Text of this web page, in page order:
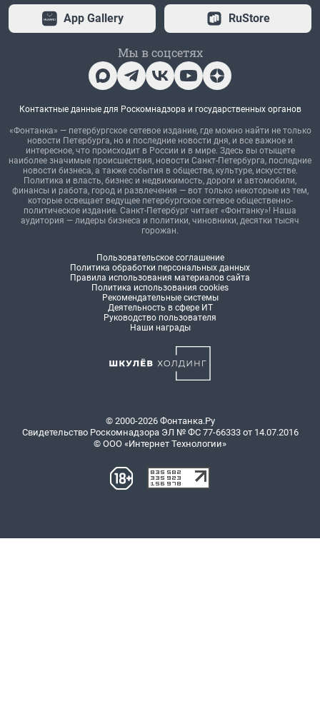
App Gallery RuStore
Мы в соцсетях
Контактные данные для Роскомнадзора и государственных органов
«Фонтанка» — петербургское сетевое издание, где можно найти не только
новости Петербурга, но и последние новости дня, и все важное и
интересное, что происходит в России и в мире. Здесь вы отыщете
наиболее значимые происшествия, новости Санкт-Петербурга, последние
новости бизнеса, а также события в обществе, культуре, искусстве.
Политика и власть, бизнес и недвижимость, дороги и автомобили,
финансы и работа, город и развлечения — вот только некоторые из тем,
которые освещает ведущее петербургское сетевое общественно-
политическое издание. Санкт-Петербург читает «Фонтанку»! Наша
аудитория — лидеры бизнеса и политики, чиновники, десятки тысяч
горожан.
Пользовательское соглашение
Политика обработки персональных данных
Правила использования материалов сайта
Политика использования cookies
Рекомендательные системы
Деятельность в сфере ИТ
Руководство пользователя
Наши награды
© 2000-2026 Фонтанка.Ру
Свидетельство Роскомнадзора ЭЛ № ФС 77-66333 от 14.07.2016
© ООО «Интернет Технологии»